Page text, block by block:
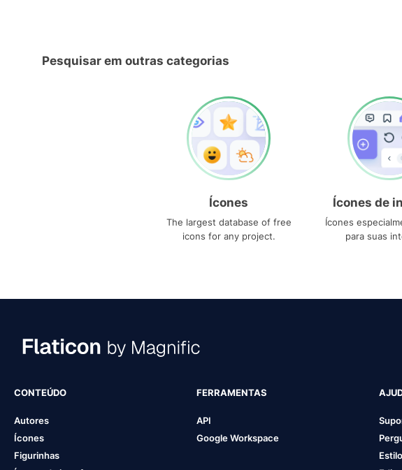
Pesquisar em outras categorias
Ícones
The largest database of free
icons for any project.
Ícones de
Ícones
para suas
CONTEÚDO
Autores
Ícones
Figurinhas
FERRAMENTAS
API
Google Workspace